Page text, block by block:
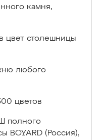
камня,
цвет столешницы
любого
цветов
полного
BOYARD (Россия),